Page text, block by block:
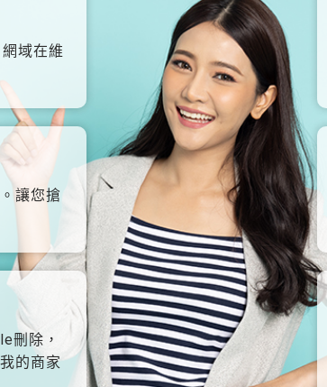
域在維
讓您搶
刪除，
的商家